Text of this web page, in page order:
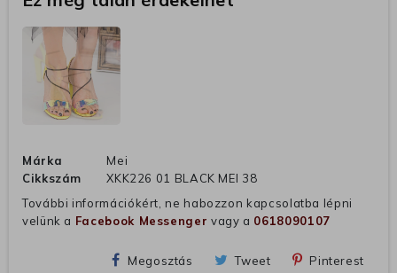
Márka
Mei
Cikkszám
XKK226 01 BLACK MEI 38
További információkért, ne habozzon kapcsolatba lépni
velünk a Facebook Messenger vagy a 0618090107
Megosztás Tweet Pinterest